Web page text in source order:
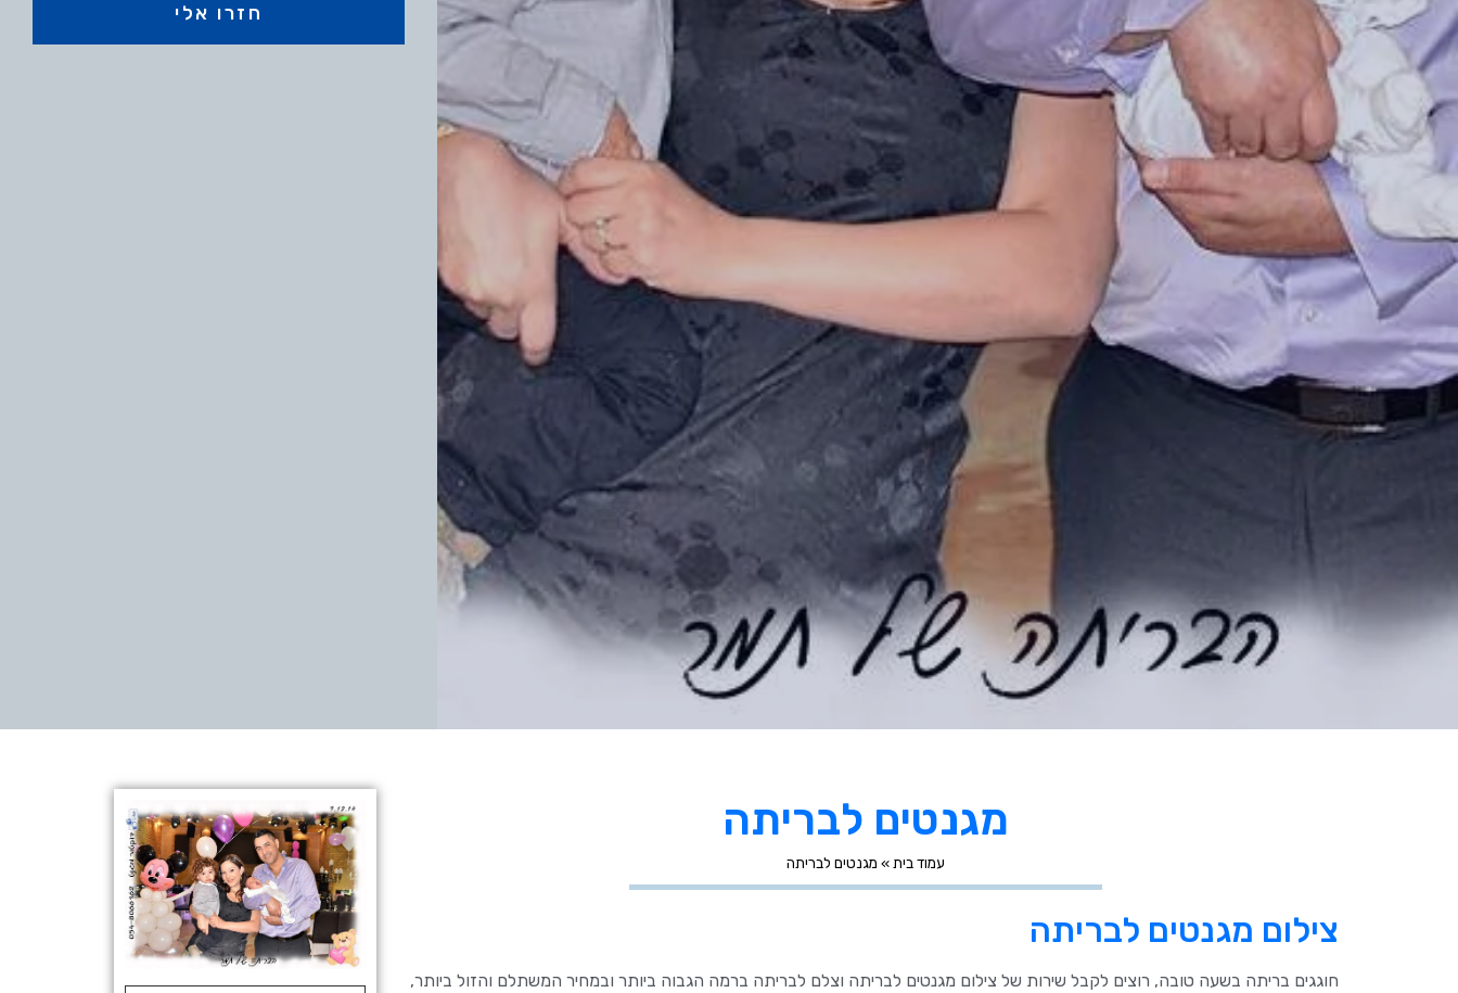
חזרו אלי
מגנטים לבריתה
עמוד בית » מגנטים לבריתה
צילום מגנטים לבריתה
חוגגים בריתה בשעה טובה, רוצים לקבל שירות של צילום מגנטים לבריתה וצלם לבריתה ברמה הגבוה ביותר ובמחיר המשתלם והזול ביותר,